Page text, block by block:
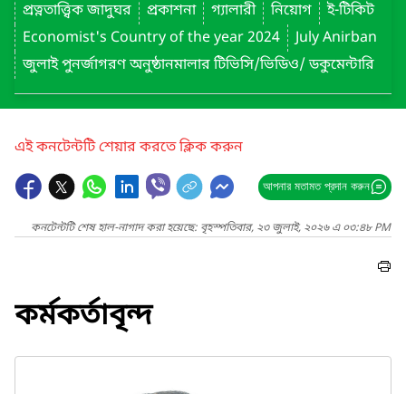
প্রত্নতাত্ত্বিক জাদুঘর
প্রকাশনা গ্যালারী নিয়োগ
ই-টিকিট
Economist's Country of the year 2024
July Anirban
জুলাই পুনর্জাগরণ অনুষ্ঠানমালার টিভিসি/ভিডিও/ ডকুমেন্টারি
এই কনটেন্টটি শেয়ার করতে ক্লিক করুন
আপনার মতামত প্রদান করুন
কনটেন্টটি শেষ হাল-নাগাদ করা হয়েছে: বৃহস্পতিবার, ২৩ জুলাই, ২০২৬ এ ০৩:৪৮ PM
কর্মকর্তাবৃন্দ